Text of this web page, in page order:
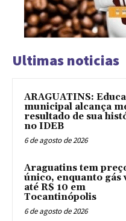
Ultimas noticias
ARAGUATINS:
municipal alcança
resultado de sua
no IDEB
6 de agosto de 2026
Araguatins tem
único, enquanto gás
até R$ 10 em
Tocantinópolis
6 de agosto de 2026